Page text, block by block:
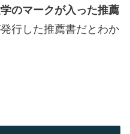
のマークが入った推薦
行した推薦書だとわか